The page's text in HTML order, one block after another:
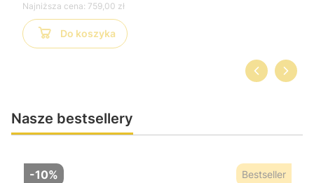
Najniższa cena: 759,00 zł
Do koszyka
Nasze bestsellery
-10% Bestseller